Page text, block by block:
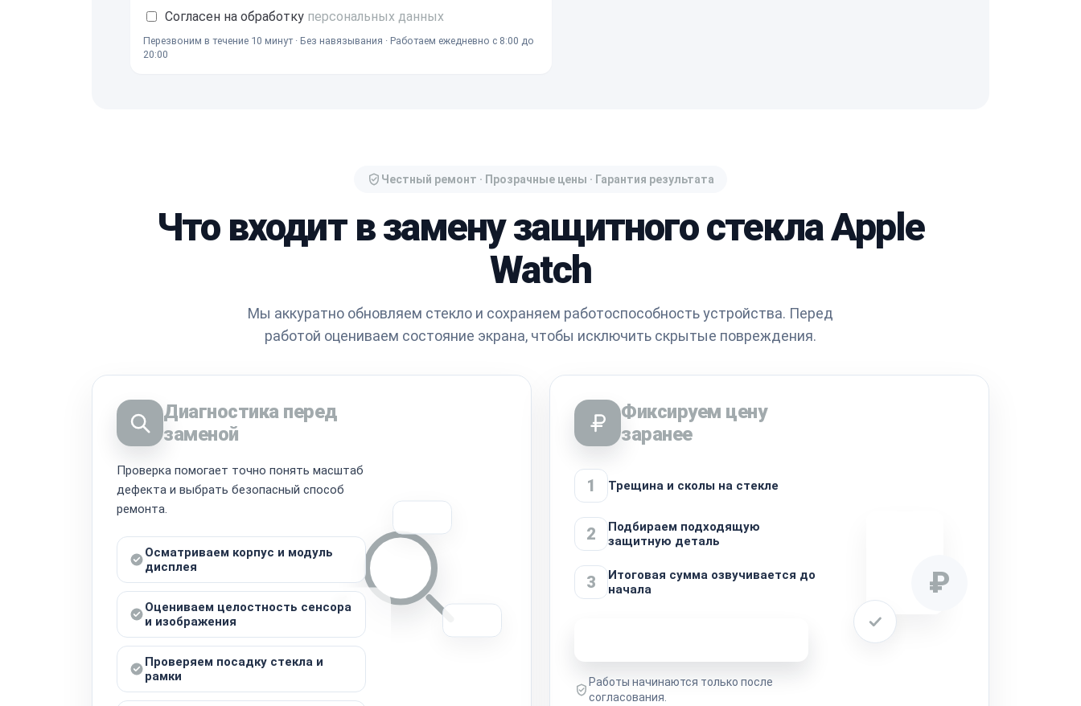
Согласен на обработку персональных данных
Перезвоним в течение 10 минут · Без навязывания · Работаем ежедневно с 8:00 до
20:00
Честный ремонт · Прозрачные цены · Гарантия результата
Что входит в замену защитного стекла Apple
Watch
Мы аккуратно обновляем стекло и сохраняем работоспособность устройства. Перед
работой оцениваем состояние экрана, чтобы исключить скрытые повреждения.
Диагностика перед
заменой
Проверка помогает точно понять масштаб
дефекта и выбрать безопасный способ
ремонта.
Осматриваем корпус и модуль
дисплея
Оцениваем целостность сенсора
и изображения
Проверяем посадку стекла и
рамки
Фиксируем цену
заранее
1 Трещина и сколы на стекле
2
Подбираем подходящую
защитную деталь
3
Итоговая сумма озвучивается до
начала
Работы начинаются только после
согласования.
₽